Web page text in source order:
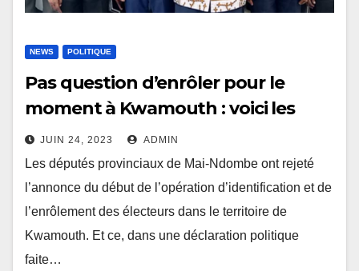
NEWS POLITIQUE
Pas question d’enrôler pour le
moment à Kwamouth : voici les
raisons évoquées par l’Assemblée
provinciale
JUIN 24, 2023 ADMIN
Les députés provinciaux de Mai-Ndombe ont rejeté
l’annonce du début de l’opération d’identification et de
l’enrôlement des électeurs dans le territoire de
Kwamouth. Et ce, dans une déclaration politique
faite…